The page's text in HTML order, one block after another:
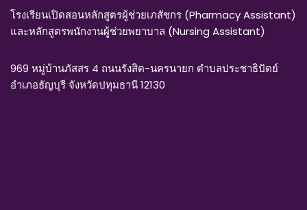
โรงเรียนเปิดสอนหลักสูตรผู้ช่วยเภสัชกร (Pharmacy Assistant)
และหลักสูตรพนักงานผู้ช่วยพยาบาล (Nursing Assistant)
969 หมู่บ้านภัสสร 4 ถนนรังสิต-นครนายก ตำบลประชาธิปัตย์
อำเภอธัญบุรี จังหวัดปทุมธานี 12130